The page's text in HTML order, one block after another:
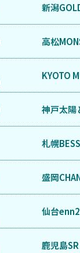
新潟
高松
KYOTO
神戸太陽
札幌
盛岡
仙台
鹿児島